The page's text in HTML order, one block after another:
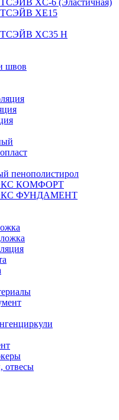
XC-6 (Эластичная)
XЕ15
XС35 Н
швов
пенополистирол
КОМФОРТ
ФУНДАМЕНТ
отвесы